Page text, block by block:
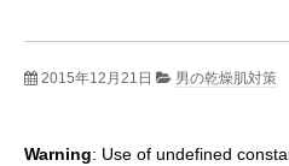
2015年12月21日 男の乾燥肌対策
Warning: Use of undefined